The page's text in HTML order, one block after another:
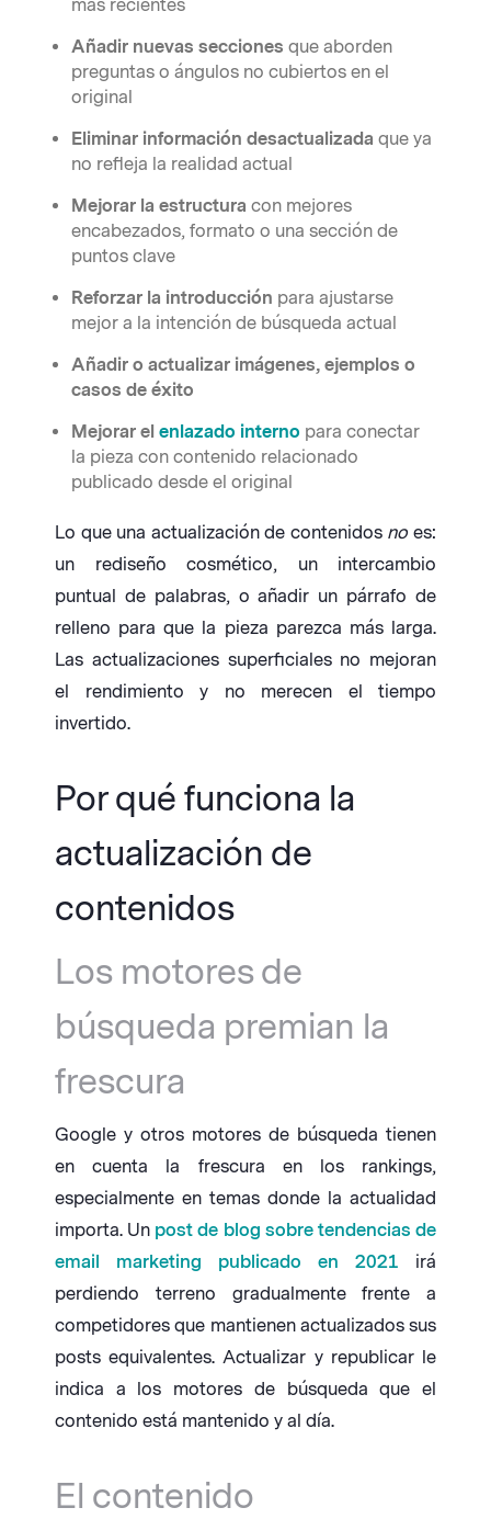
más recientes
Añadir nuevas secciones que aborden
preguntas o ángulos no cubiertos en el
original
Eliminar información desactualizada que ya
no refleja la realidad actual
Mejorar la estructura con mejores
encabezados, formato o una sección de
puntos clave
Reforzar la introducción para ajustarse
mejor a la intención de búsqueda actual
Añadir o actualizar imágenes, ejemplos o
casos de éxito
Mejorar el enlazado interno para conectar
la pieza con contenido relacionado
publicado desde el original
Lo que una actualización de contenidos noes:
un rediseño cosmético, un intercambio
puntual de palabras, o añadir un párrafo de
relleno para que la pieza parezca más larga.
Las actualizaciones superficiales no mejoran
el rendimiento y no merecen el tiempo
invertido.
Por qué funciona la
actualización de
contenidos
Los motores de
búsqueda premian la
frescura
Google y otros motores de búsqueda tienen
en cuenta la frescura en los rankings,
especialmente en temas donde la actualidad
importa. Un post de blog sobre tendencias de
email marketing publicado en 2021 irá
perdiendo terreno gradualmente frente a
competidores que mantienen actualizados sus
posts equivalentes. Actualizar y republicar le
indica a los motores de búsqueda que el
contenido está mantenido y al día.
El contenido